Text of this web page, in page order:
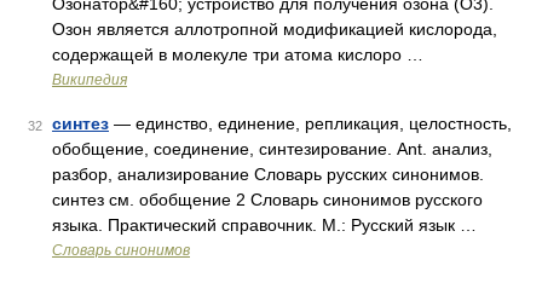
Озон является аллотропной модификацией кислорода,
содержащей в молекуле три атома кислоро …
Википедия
32 синтез — единство, единение, репликация, целостность,
обобщение, соединение, синтезирование. Ant. анализ,
разбор, анализирование Словарь русских синонимов.
синтез см. обобщение 2 Словарь синонимов русского
языка. Практический справочник. М.: Русский язык …
Словарь синонимов